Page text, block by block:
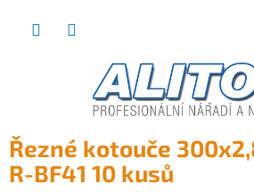
Řezné kotouče
R-BF41 10 kusů